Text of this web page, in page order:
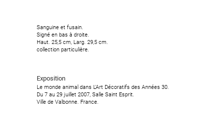
Sanguine et fusain.
Signé en bas à droite.
Haut. 25,5 cm, Larg. 29,5 cm.
collection particulière.
Exposition
Le monde animal dans L'Art Décoratifs des Années 30.
Du 7 au 29 juillet 2007, Salle Saint Esprit.
Ville de Valbonne. France.